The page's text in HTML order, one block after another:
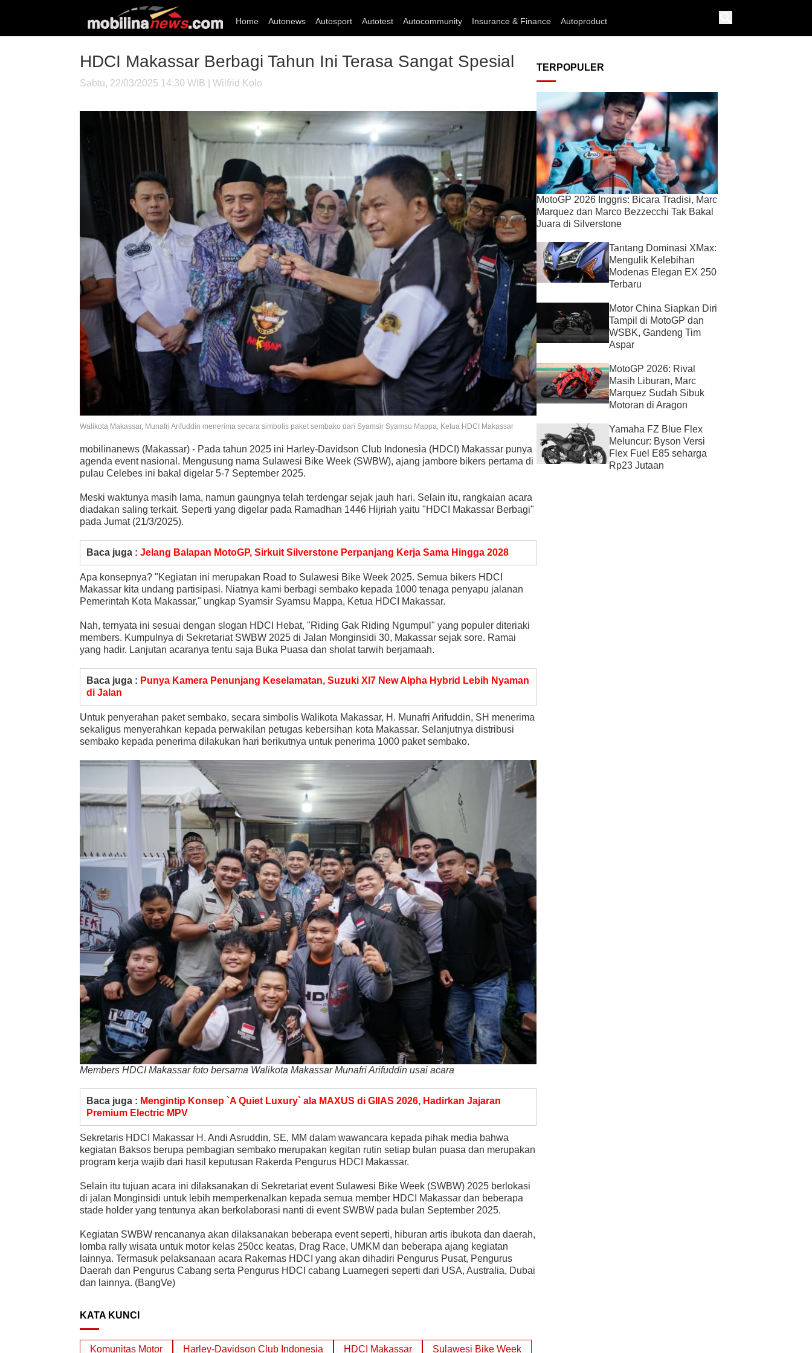
Home Autonews Autosport Autotest Autocommunity Insurance & Finance Autoproduct
HDCI Makassar Berbagi Tahun Ini Terasa Sangat Spesial
Sabtu, 22/03/2025 14:30 WIB | Wilfrid Kolo
Walikota Makassar, Munafri Arifuddin menerima secara simbolis paket sembako dari Syamsir Syamsu Mappa, Ketua HDCI Makassar
mobilinanews (Makassar) - Pada tahun 2025 ini Harley-Davidson Club Indonesia (HDCI) Makassar punya
agenda event nasional. Mengusung nama Sulawesi Bike Week (SWBW), ajang jambore bikers pertama di
pulau Celebes ini bakal digelar 5-7 September 2025.
Meski waktunya masih lama, namun gaungnya telah terdengar sejak jauh hari. Selain itu, rangkaian acara
diadakan saling terkait. Seperti yang digelar pada Ramadhan 1446 Hijriah yaitu "HDCI Makassar Berbagi"
pada Jumat (21/3/2025).
Baca juga : Jelang Balapan MotoGP, Sirkuit Silverstone Perpanjang Kerja Sama Hingga 2028
Apa konsepnya? "Kegiatan ini merupakan Road to Sulawesi Bike Week 2025. Semua bikers HDCI
Makassar kita undang partisipasi. Niatnya kami berbagi sembako kepada 1000 tenaga penyapu jalanan
Pemerintah Kota Makassar," ungkap Syamsir Syamsu Mappa, Ketua HDCI Makassar.
Nah, ternyata ini sesuai dengan slogan HDCI Hebat, "Riding Gak Riding Ngumpul" yang populer diteriaki
members. Kumpulnya di Sekretariat SWBW 2025 di Jalan Monginsidi 30, Makassar sejak sore. Ramai
yang hadir. Lanjutan acaranya tentu saja Buka Puasa dan sholat tarwih berjamaah.
Baca juga : Punya Kamera Penunjang Keselamatan, Suzuki Xl7 New Alpha Hybrid Lebih Nyaman
di Jalan
Untuk penyerahan paket sembako, secara simbolis Walikota Makassar, H. Munafri Arifuddin, SH menerima
sekaligus menyerahkan kepada perwakilan petugas kebersihan kota Makassar. Selanjutnya distribusi
sembako kepada penerima dilakukan hari berikutnya untuk penerima 1000 paket sembako.
Members HDCI Makassar foto bersama Walikota Makassar Munafri Arifuddin usai acara
Baca juga : Mengintip Konsep `A Quiet Luxury` ala MAXUS di GIIAS 2026, Hadirkan Jajaran
Premium Electric MPV
Sekretaris HDCI Makassar H. Andi Asruddin, SE, MM dalam wawancara kepada pihak media bahwa
kegiatan Baksos berupa pembagian sembako merupakan kegitan rutin setiap bulan puasa dan merupakan
program kerja wajib dari hasil keputusan Rakerda Pengurus HDCI Makassar.
Selain itu tujuan acara ini dilaksanakan di Sekretariat event Sulawesi Bike Week (SWBW) 2025 berlokasi
di jalan Monginsidi untuk lebih memperkenalkan kepada semua member HDCI Makassar dan beberapa
stade holder yang tentunya akan berkolaborasi nanti di event SWBW pada bulan September 2025.
Kegiatan SWBW rencananya akan dilaksanakan beberapa event seperti, hiburan artis ibukota dan daerah,
lomba rally wisata untuk motor kelas 250cc keatas, Drag Race, UMKM dan beberapa ajang kegiatan
lainnya. Termasuk pelaksanaan acara Rakernas HDCI yang akan dihadiri Pengurus Pusat, Pengurus
Daerah dan Pengurus Cabang serta Pengurus HDCI cabang Luarnegeri seperti dari USA, Australia, Dubai
dan lainnya. (BangVe)
KATA KUNCI
Komunitas Motor Harley-Davidson Club Indonesia HDCI Makassar Sulawesi Bike Week
TERPOPULER
MotoGP 2026 Inggris: Bicara Tradisi, Marc
Marquez dan Marco Bezzecchi Tak Bakal
Juara di Silverstone
Tantang Dominasi XMax:
Mengulik Kelebihan
Modenas Elegan EX 250
Terbaru
Motor China Siapkan Diri
Tampil di MotoGP dan
WSBK, Gandeng Tim
Aspar
MotoGP 2026: Rival
Masih Liburan, Marc
Marquez Sudah Sibuk
Motoran di Aragon
Yamaha FZ Blue Flex
Meluncur: Byson Versi
Flex Fuel E85 seharga
Rp23 Jutaan